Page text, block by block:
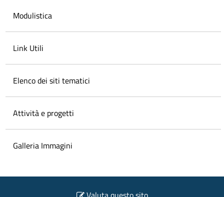
Modulistica
Link Utili
Elenco dei siti tematici
Attività e progetti
Galleria Immagini